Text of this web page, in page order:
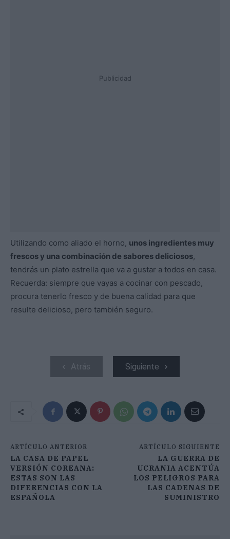
Publicidad
Utilizando como aliado el horno, unos ingredientes muy
frescos y una combinación de sabores deliciosos,
tendrás un plato estrella que va a gustar a todos en casa.
Recuerda: siempre que vayas a cocinar con pescado,
procura tenerlo fresco y de buena calidad para que
resulte delicioso, pero también seguro.
Atrás Siguiente
ARTÍCULO ANTERIOR
LA CASA DE PAPEL
VERSIÓN COREANA:
ESTAS SON LAS
DIFERENCIAS CON LA
ESPAÑOLA
ARTÍCULO SIGUIENTE
LA GUERRA DE
UCRANIA ACENTÚA
LOS PELIGROS PARA
LAS CADENAS DE
SUMINISTRO